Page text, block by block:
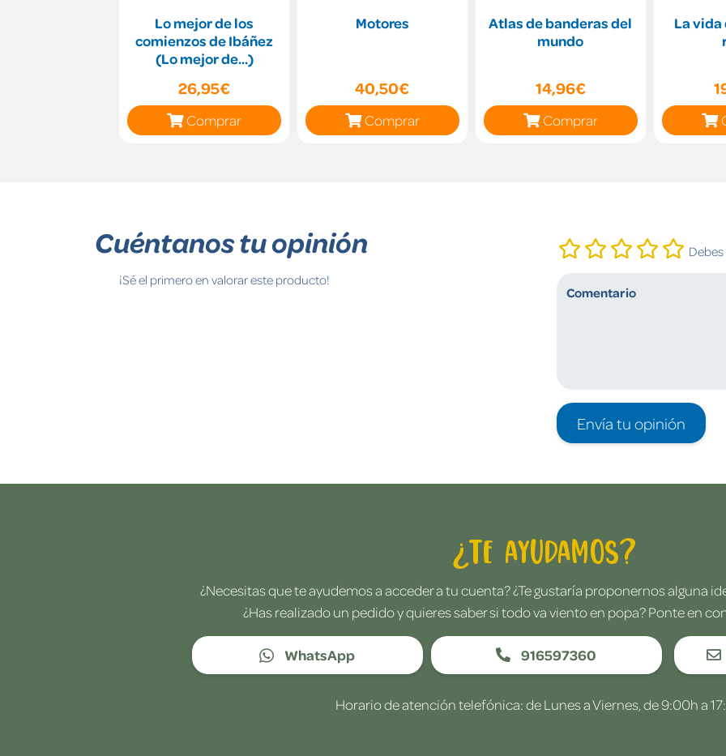
Lo mejor de los
comienzos de Ibáñez
(Lo mejor de...)
26,95€
Comprar
Motores
40,50€
Comprar
Atlas de banderas del
mundo
14,96€
Comprar
La vida
Cuéntanos tu opinión
¡Sé el primero en valorar este producto!
Envía tu opinión
¿Te ayudamos?
¿Necesitas que te ayudemos a acceder a tu cuenta? ¿Te gustaría proponernos alguna
¿Has realizado un pedido y quieres saber si todo va viento en popa? Ponte en
WhatsApp 916597360
Horario de atención telefónica: de Lunes a Viernes, de 9:00h a